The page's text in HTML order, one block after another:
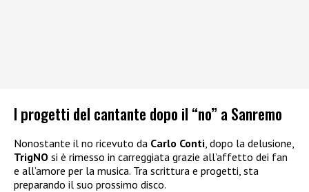
I progetti del cantante dopo il “no” a Sanremo
Nonostante il no ricevuto da Carlo Conti , dopo la delusione,
TrigNO si è rimesso in carreggiata grazie all’affetto dei fan
e all’amore per la musica. Tra scrittura e progetti, sta
preparando il suo prossimo disco.